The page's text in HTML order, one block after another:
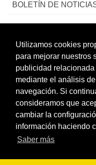
Utilizamos cookies
para mejorar nuestros
publicidad
mediante el análisis
navegación. Si
consideramos que
cambiar la
información haciendo
Saber más
BOLETÍN DE
CONTACTO
LEGAL
CATÁLOGO
MI CUENTA